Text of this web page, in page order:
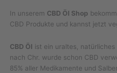
In unserem CBD Öl Shop
CBD Produkte und kannst jetzt
CBD Öl ist ein uraltes,
nach Chr. wurde schon CBD
85% aller Medikamente und